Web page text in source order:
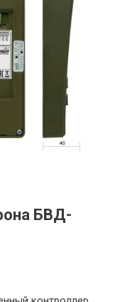
БВД-